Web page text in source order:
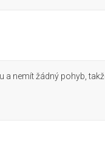
a nemít žádný pohyb,